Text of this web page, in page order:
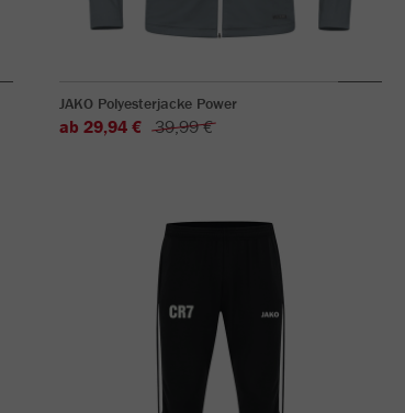
JAKO Polyesterjacke Power
ab 29,94 € 39,99 €